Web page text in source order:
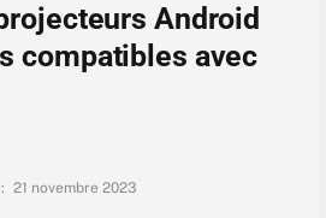
Android
compatibles avec
21 novembre 2023